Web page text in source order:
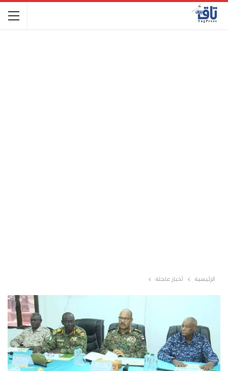
الرئيسية أخبار عاجلة